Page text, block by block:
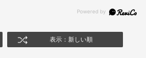
表示：新しい順